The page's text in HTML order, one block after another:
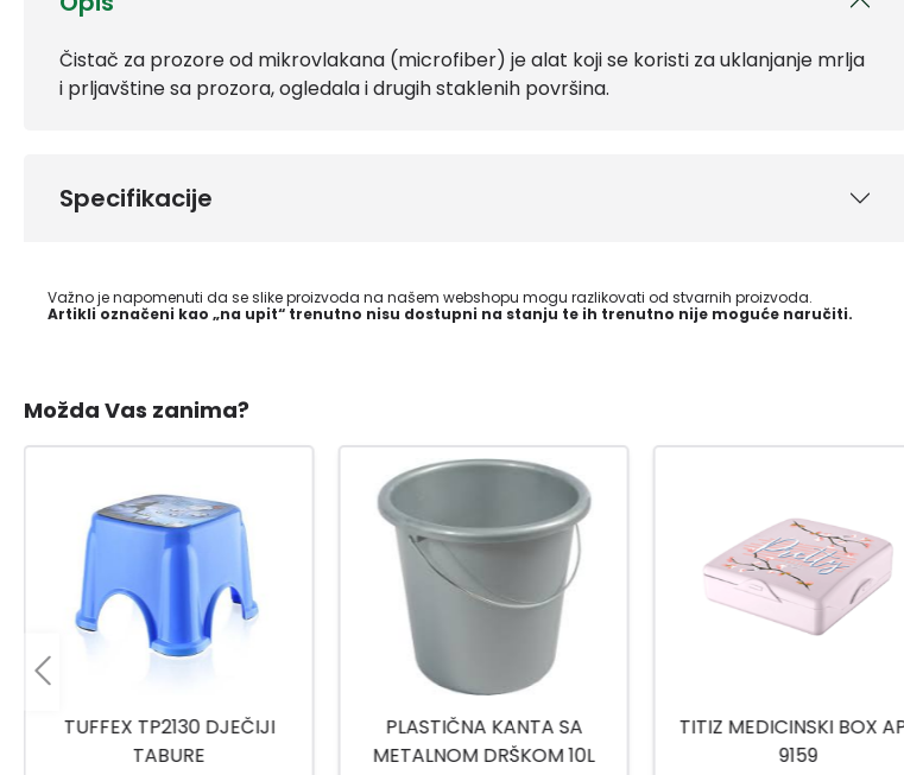
Čistač za prozore od mikrovlakana (microfiber) je alat koji se koristi za uklanjanje mrlja
i prljavštine sa prozora, ogledala i drugih staklenih površina.
Specifikacije
Važno je napomenuti da se slike proizvoda na našem webshopu mogu razlikovati od stvarnih proizvoda.
Artikli označeni kao „na upit“ trenutno nisu dostupni na stanju te ih trenutno nije moguće naručiti.
Možda Vas zanima?
PLASTIČNA KANTA SA
METALNOM DRŠKOM 10L
TITIZ MEDICINSKI BOX AP-
9159
TITIZ SET ZA KUPATILO
PRIWEX TP-557